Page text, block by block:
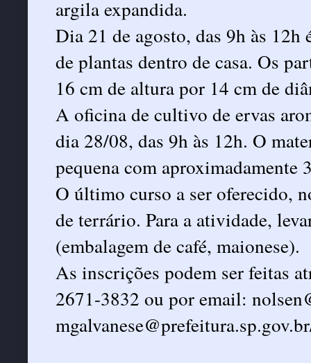
argila expandida.
Dia 21 de agosto, das 9h às
de plantas dentro de casa. Os
16 cm de altura por 14 cm de
A oficina de cultivo de ervas
dia 28/08, das 9h às 12h. O
pequena com aproximadamente
O último curso a ser oferecido,
de terrário. Para a atividade,
(embalagem de café, maionese).
As inscrições podem ser feitas
2671-3832 ou por email: